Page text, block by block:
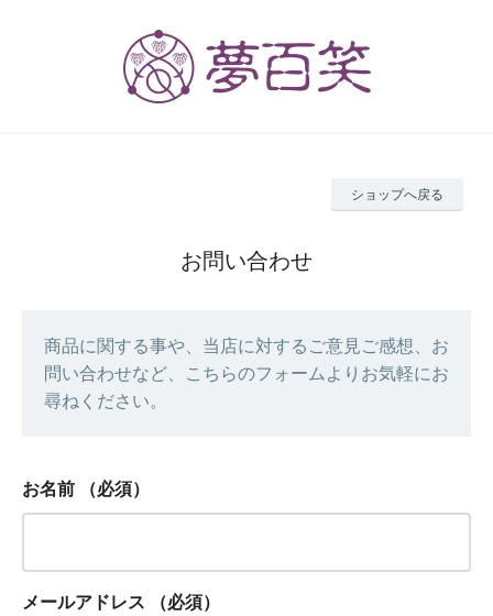
ショップへ戻る
お問い合わせ
商品に関する事や、当店に対するご意見ご感想、お
問い合わせなど、こちらのフォームよりお気軽にお
尋ねください。
お名前 （必須）
メールアドレス （必須）